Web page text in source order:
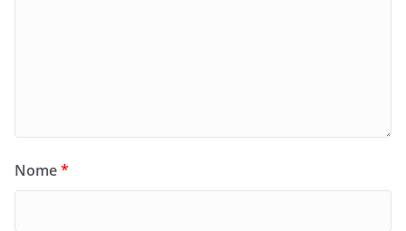
Nome*